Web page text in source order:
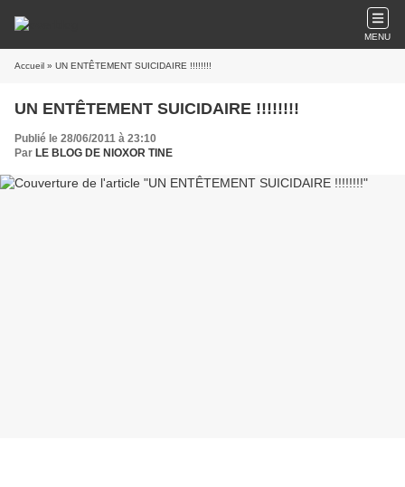
MENU
Accueil » UN ENTÊTEMENT SUICIDAIRE !!!!!!!!
UN ENTÊTEMENT SUICIDAIRE !!!!!!!!
Publié le 28/06/2011 à 23:10
Par LE BLOG DE NIOXOR TINE